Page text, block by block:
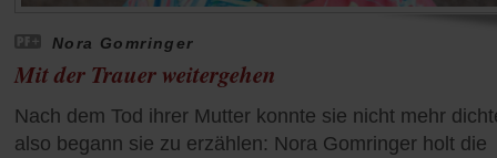
Nora Gomringer
Mit der Trauer weitergehen
Nach dem Tod ihrer Mutter konnte sie nicht mehr
also begann sie zu erzählen: Nora Gomringer holt die